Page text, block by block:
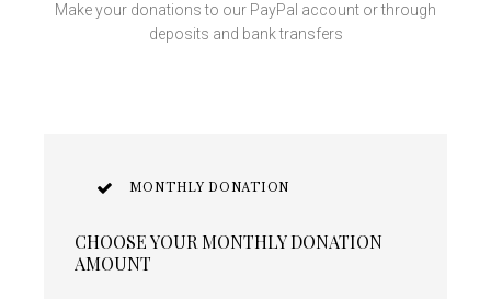
Make your donations to our PayPal account or through
deposits and bank transfers
MONTHLY DONATION
CHOOSE YOUR MONTHLY DONATION
AMOUNT